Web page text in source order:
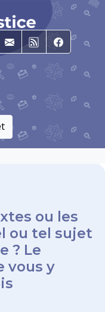
E-mailRSS
ou les
ou tel sujet
? Le
vous y